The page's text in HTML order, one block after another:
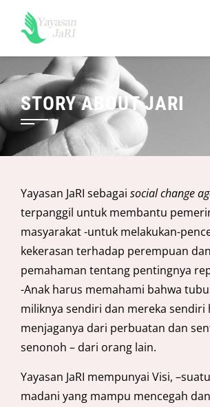
content
STORY ABOUT JARI
Yayasan JaRI sebagai social change
terpanggil untuk membantu
masyarakat -untuk melakukan-
kekerasan terhadap perempuan
pemahaman tentang pentingnya
-Anak harus memahami bahwa
miliknya sendiri dan mereka sendiri
menjaganya dari perbuatan dan
senonoh – dari orang lain.
Yayasan JaRI mempunyai Visi,
madani yang mampu mencegah dan